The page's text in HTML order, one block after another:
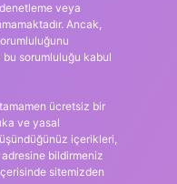
veya
Ancak,
sorumluluğu kabul
ücretsiz bir
ve yasal
içerikleri,
bildirmeniz
sitemizden